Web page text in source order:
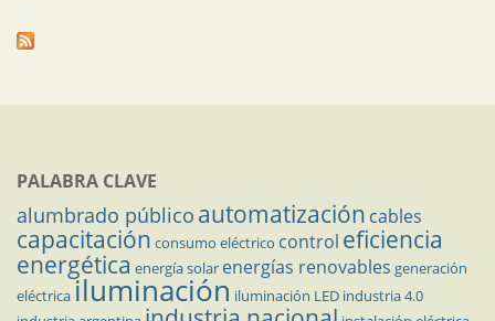
PALABRA CLAVE
alumbrado público automatización cables
capacitación consumo eléctrico control eficiencia
energética energía solar energías renovables generación
eléctricailuminación iluminación LED industria 4.0